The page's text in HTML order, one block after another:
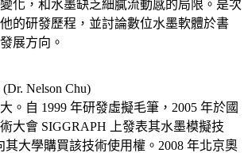
化，和水墨缺乏細膩流動感的局限。是次
的研發歷程，並討論數位水墨軟體於書
展方向。
Nelson Chu)
。自 1999 年研發虛擬毛筆，2005 年於國
大會 SIGGRAPH 上發表其水墨模擬技
其大學購買該技術使用權。2008 年北京奧